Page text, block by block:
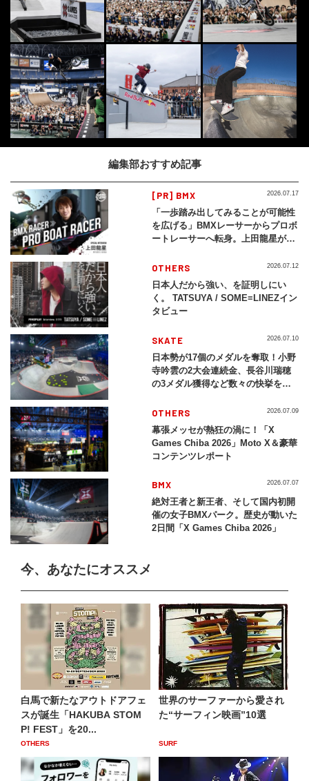
編集部おすすめ記事
[PR] BMX
「一歩踏み出してみることが可能性
を広げる」BMXレーサーからプロボ
ートレーサーへ転身。上田龍星が体
2026.07.17
OTHERS
日本人だから強い、を証明しにい
く。 TATSUYA / SOME≡LINEZイン
タビュー
2026.07.12
SKATE
日本勢が17個のメダルを奪取！小野
寺吟雲の2大会連続金、長谷川瑞穂
の3メダル獲得など数々の快挙をプ
2026」
2026.07.10
OTHERS
幕張メッセが熱狂の渦に！「X
Games Chiba 2026」Moto X＆豪華
コンテンツレポート
2026.07.09
BMX
絶対王者と新王者、そして国内初開
催の女子BMXパーク。歴史が動いた
2日間「X Games Chiba 2026」
2026.07.07
今、あなたにオススメ
白馬で新たなアウトドアフェ
スが誕生「HAKUBA STOM
P! FEST」を20...
OTHERS
世界のサーファーから愛され
た“サーフィン映画”10選
SURF